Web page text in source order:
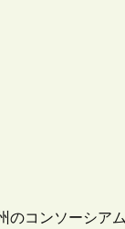
のコンソーシア